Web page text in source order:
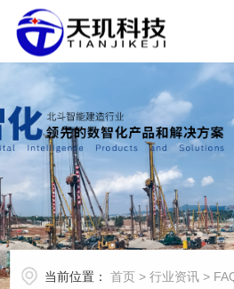
网站首页
系统中心
解决方案
项目案例
当前位置： 首页 >行业资讯 >